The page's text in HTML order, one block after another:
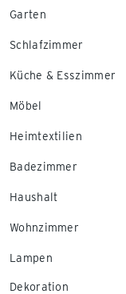
Garten
Schlafzimmer
Küche & Esszimmer
Möbel
Heimtextilien
Badezimmer
Haushalt
Wohnzimmer
Lampen
Dekoration